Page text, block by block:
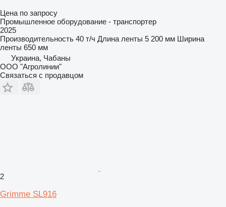
Цена по запросу
Промышленное оборудование - транспортер
2025
Производительность 40 т/ч Длина ленты 5 200 мм Ширина
ленты 650 мм
Украина, Чабаны
ООО "Агролинии"
Связаться с продавцом
2
Grimme SL916